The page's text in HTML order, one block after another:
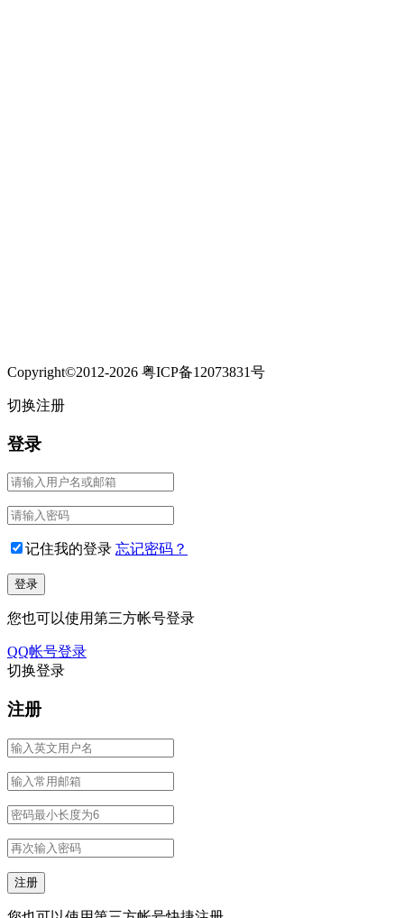
Copyright©2012-2026 粤ICP备12073831号
切换注册
登录
记住我的登录 忘记密码？
您也可以使用第三方帐号登录
QQ帐号登录
切换登录
注册